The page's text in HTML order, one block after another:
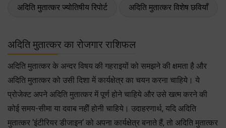
अदिति मुतात्कर ज्योतिषीय रिपोर्ट अदिति मुतात्कर विशेष छवियाँ
अदिति मुतात्कर का रोजगार राशिफल
अदिति मुतात्कर के अन्दर विषय की गहराइयों को समझने की क्षमता है और
अदिति मुतात्कर को उसी दिशा में कार्यक्षेत्र का चयन करना चाहिये। ये
प्रोजेक्ट अपने अदिति मुतात्कर में पूर्ण होने चाहिये और उसे खत्म करने की
कोई समय-सीमा या दवाब नहीें होनी चाहिये। उदाहरणार्थ, यदि अदिति
मुतात्कर ‘इंटीरियर डीजाइन‘ को अपना कार्यक्षेत्र बनाते हैं, तो अदिति मुतात्कर